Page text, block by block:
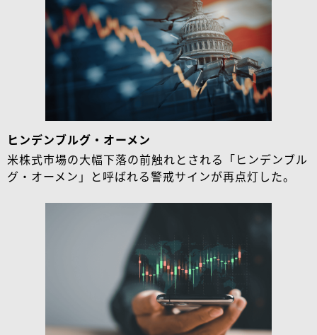
ヒンデンブルグ・オーメン
米株式市場の大幅下落の前触れとされる「ヒンデンブル
グ・オーメン」と呼ばれる警戒サインが再点灯した。